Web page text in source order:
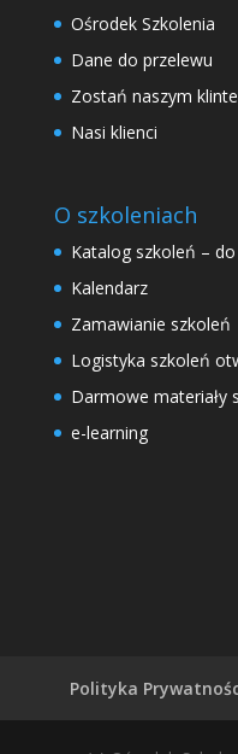
Ośrodek Szkolenia
Dane do przelewu
Zostań naszym
Nasi klienci
O szkoleniach
Katalog szkoleń –
Kalendarz
Zamawianie szkoleń
Logistyka szkoleń
Darmowe materiały
e-learning
Polityka